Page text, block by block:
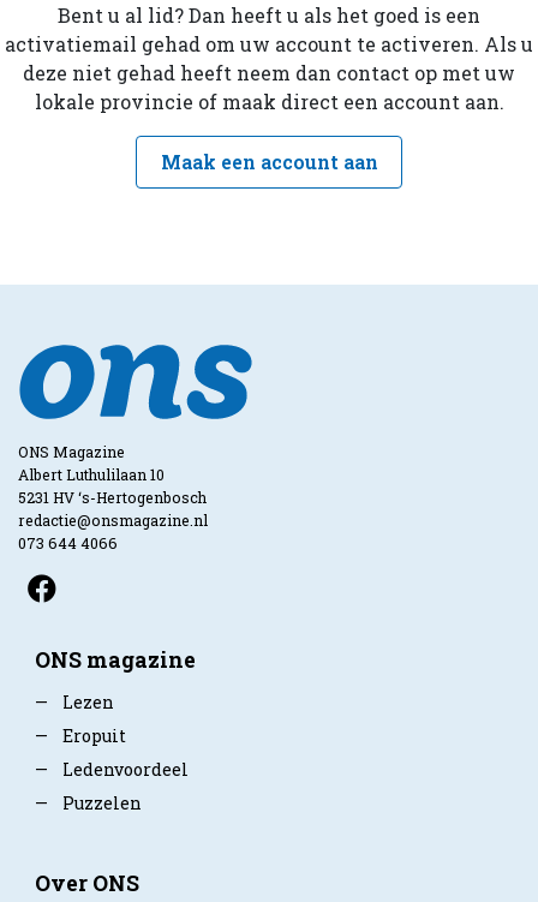
Bent u al lid? Dan heeft u als het goed is een
activatiemail gehad om uw account te activeren. Als u
deze niet gehad heeft neem dan contact op met uw
lokale provincie of maak direct een account aan.
Maak een account aan
ONS Magazine
Albert Luthulilaan 10
5231 HV ‘s-Hertogenbosch
redactie@onsmagazine.nl
073 644 4066
ONS magazine
—
Lezen
—
Eropuit
—
Ledenvoordeel
—
Puzzelen
Over ONS